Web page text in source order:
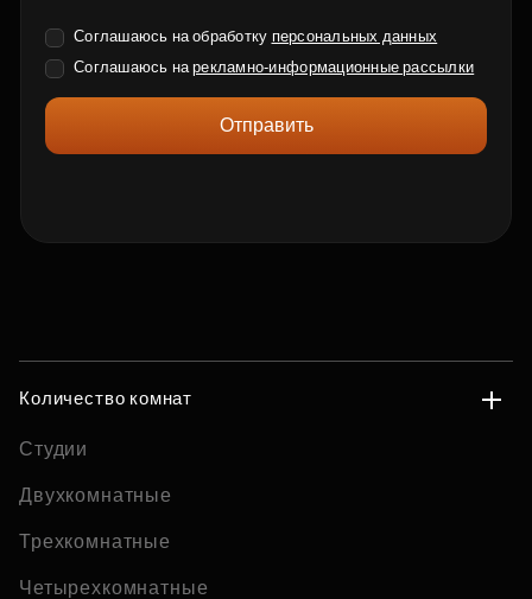
Соглашаюсь на обработку персональных данных
Соглашаюсь нарекламно-информационные рассылки
Отправить
Количество комнат
Студии
Двухкомнатные
Трехкомнатные
Четырехкомнатные